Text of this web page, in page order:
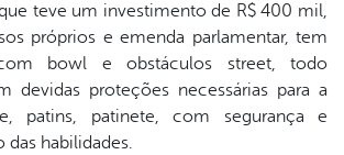
teve um investimento de R$ 400 mil,
próprios e emenda parlamentar, tem
bowl e obstáculos street, todo
devidas proteções necessárias para a
patins, patinete, com segurança e
habilidades.